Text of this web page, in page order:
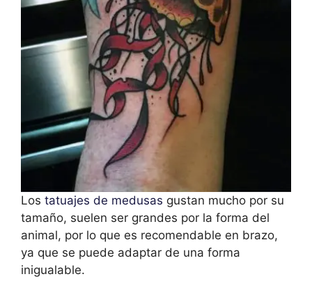
Los tatuajes de medusas gustan mucho por su
tamaño, suelen ser grandes por la forma del
animal, por lo que es recomendable en brazo,
ya que se puede adaptar de una forma
inigualable.